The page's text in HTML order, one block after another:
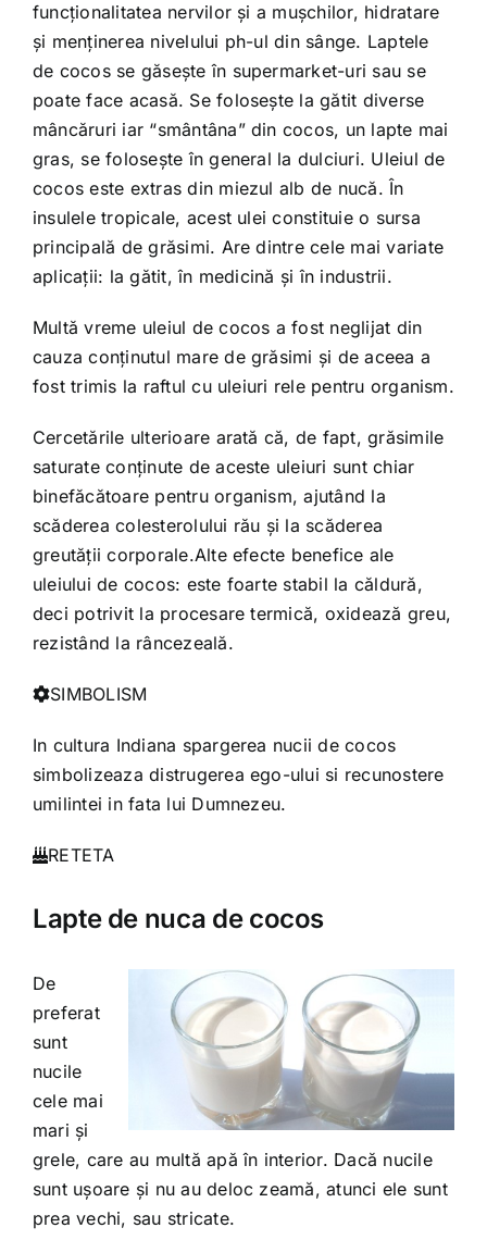
funcționalitatea nervilor și a mușchilor, hidratare
și menținerea nivelului ph-ul din sânge. Laptele
de cocos se găsește în supermarket-uri sau se
poate face acasă. Se folosește la gătit diverse
mâncăruri iar “smântâna” din cocos, un lapte mai
gras, se folosește în general la dulciuri. Uleiul de
cocos este extras din miezul alb de nucă. În
insulele tropicale, acest ulei constituie o sursa
principală de grăsimi. Are dintre cele mai variate
aplicații: la gătit, în medicină și în industrii.
Multă vreme uleiul de cocos a fost neglijat din
cauza conținutul mare de grăsimi și de aceea a
fost trimis la raftul cu uleiuri rele pentru organism.
Cercetările ulterioare arată că, de fapt, grăsimile
saturate conținute de aceste uleiuri sunt chiar
binefăcătoare pentru organism, ajutând la
scăderea colesterolului rău și la scăderea
greutății corporale.Alte efecte benefice ale
uleiului de cocos: este foarte stabil la căldură,
deci potrivit la procesare termică, oxidează greu,
rezistând la râncezeală.
SIMBOLISM
In cultura Indiana spargerea nucii de cocos
simbolizeaza distrugerea ego-ului si recunostere
umilintei in fata lui Dumnezeu.
RETETA
Lapte de nuca de cocos
De
preferat
sunt
nucile
cele mai
mari şi
grele, care au multă apă în interior. Dacă nucile
sunt uşoare şi nu au deloc zeamă, atunci ele sunt
prea vechi, sau stricate.